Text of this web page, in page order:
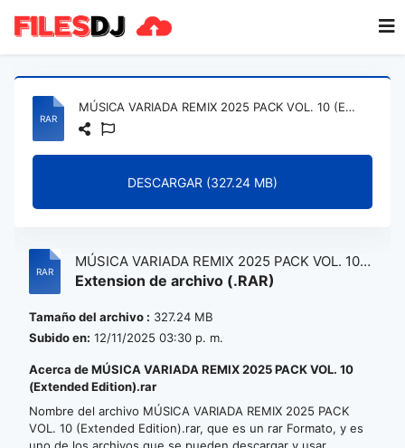
MÚSICA VARIADA REMIX 2025 PACK VOL. 10 (Extended Edition).rar
DESCARGAR (327.24 MB)
MÚSICA VARIADA REMIX 2025 PACK VOL. 10
(Extended Edition).rar
Extension de archivo (.RAR)
Tamaño del archivo : 327.24 MB
Subido en: 12/11/2025 03:30 p. m.
Acerca de MÚSICA VARIADA REMIX 2025 PACK VOL. 10
(Extended Edition).rar
Nombre del archivo MÚSICA VARIADA REMIX 2025 PACK
VOL. 10 (Extended Edition).rar, que es un rar Formato, y es